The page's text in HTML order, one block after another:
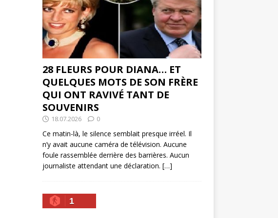
28 FLEURS POUR DIANA… ET
QUELQUES MOTS DE SON FRÈRE
QUI ONT RAVIVÉ TANT DE
SOUVENIRS
18.07.2026 0
Ce matin-là, le silence semblait presque irréel. Il
n’y avait aucune caméra de télévision. Aucune
foule rassemblée derrière des barrières. Aucun
journaliste attendant une déclaration. […]
1